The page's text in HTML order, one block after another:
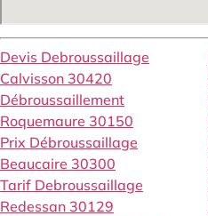
Devis Debroussaillage
Calvisson 30420
Débroussaillement
Roquemaure 30150
Prix Débroussaillage
Beaucaire 30300
Tarif Debroussaillage
Redessan 30129